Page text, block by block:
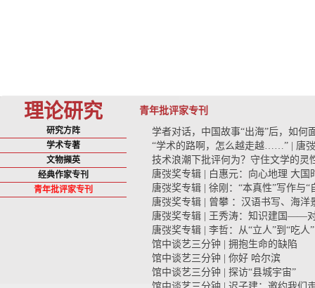
理论研究 青年批评家专刊
研究方阵
学术专著
文物撷英
经典作家专刊
青年批评家专刊
学者对话，中国故事“出海”后，如何
“学术的路啊，怎么越走越……” | 唐
技术浪潮下批评何为？守住文学的灵
唐弢奖专辑 | 白惠元：向心地理 大国
唐弢奖专辑 | 徐刚：“本真性”写作与“
唐弢奖专辑 | 曾攀 ：汉语书写、海洋
唐弢奖专辑 | 王秀涛：知识建国——
唐弢奖专辑 | 李哲：从“立人”到“吃
馆中谈艺三分钟 | 拥抱生命的缺陷
馆中谈艺三分钟 | 你好 哈尔滨
馆中谈艺三分钟 | 探访“县城宇宙”